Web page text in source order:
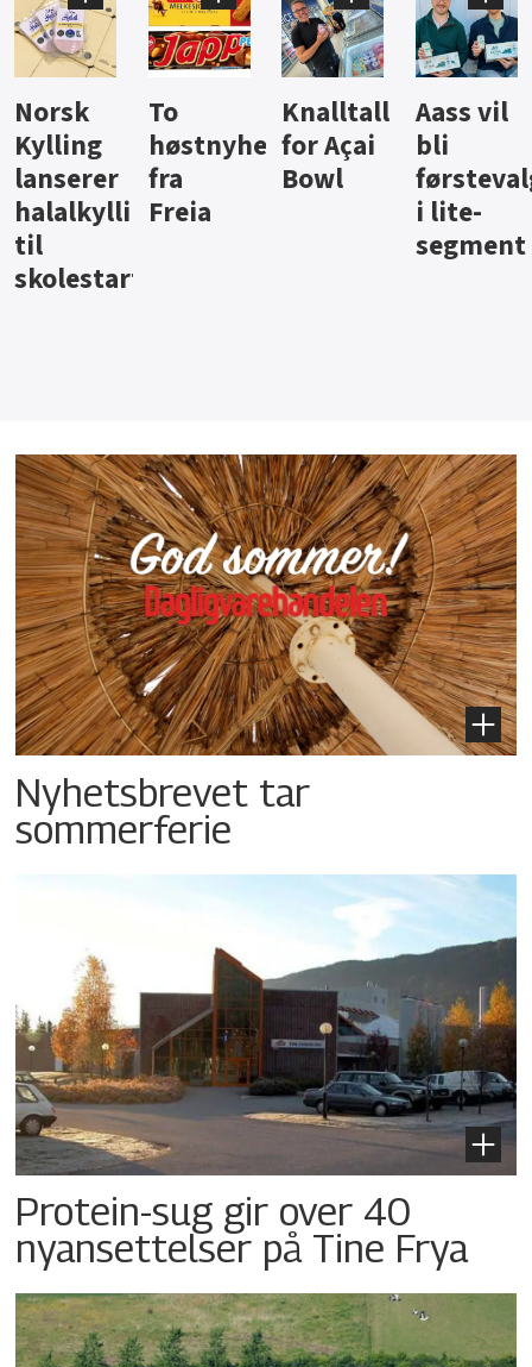
Knalltall
for Açai
Bowl
Aass vil
bli
førstevalg
i lite-
Brus og
jus fra
Berentsen
Hard
iste fra
Hansa
Nyhetsbrevet tar
sommerferie
Protein-sug gir over 40
nyansettelser på Tine Frya